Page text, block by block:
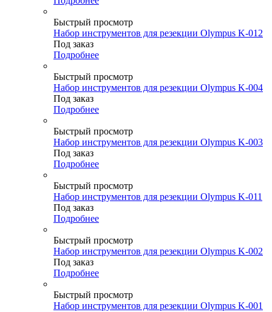
Быстрый просмотр
Набор инструментов для резекции Olympus K-012
Под заказ
Подробнее
Быстрый просмотр
Набор инструментов для резекции Olympus K-004
Под заказ
Подробнее
Быстрый просмотр
Набор инструментов для резекции Olympus K-003
Под заказ
Подробнее
Быстрый просмотр
Набор инструментов для резекции Olympus K-011
Под заказ
Подробнее
Быстрый просмотр
Набор инструментов для резекции Olympus K-002
Под заказ
Подробнее
Быстрый просмотр
Набор инструментов для резекции Olympus K-001